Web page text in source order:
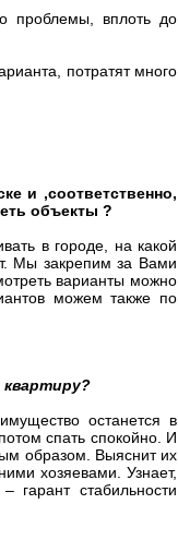
проблемы, вплоть до
потратят много
и ,соответственно,
объекты ?
в городе, на какой
Мы закрепим за Вами
варианты можно
можем также по
останется в
спать спокойно. И
образом. Выяснит их
хозяевами. Узнает,
стабильности